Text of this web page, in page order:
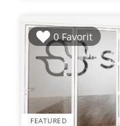
0 Favorit
FEATURED